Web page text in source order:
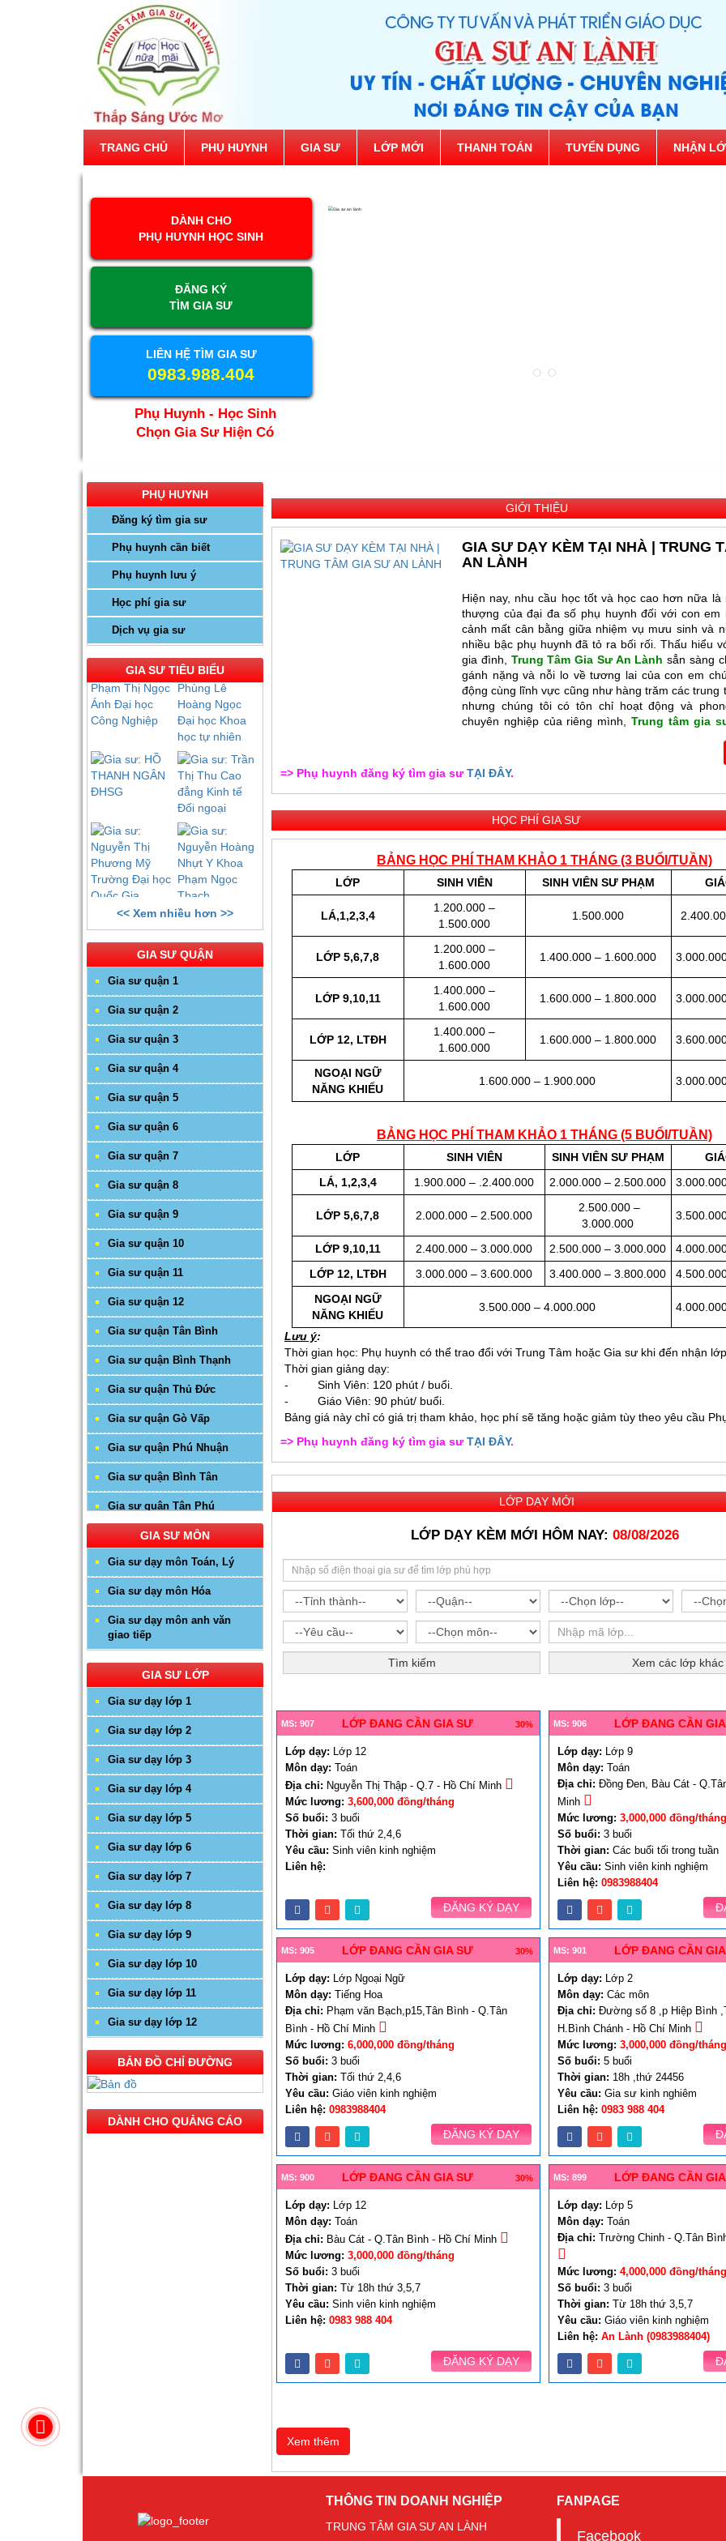
TRANG CHỦ PHỤ HUYNH GIA SƯ LỚP MỚI THANH TOÁN TUYỂN DỤNG NHẬN
DÀNH CHO
PHỤ HUYNH HỌC SINH
ĐĂNG KÝ
TÌM GIA SƯ
LIÊN HỆ TÌM GIA SƯ
0983.988.404
Phụ Huynh - Học Sinh
Chọn Gia Sư Hiện Có
PHỤ HUYNH
Đăng ký tìm gia sư
Phụ huynh cần biết
Phụ huynh lưu ý
Học phí gia sư
Dịch vụ gia sư
GIA SƯ TIÊU BIỂU
<< Xem nhiều hơn >>
GIA SƯ QUẬN
Gia sư quận 1
Gia sư quận 2
Gia sư quận 3
Gia sư quận 4
Gia sư quận 5
Gia sư quận 6
Gia sư quận 7
Gia sư quận 8
Gia sư quận 9
Gia sư quận 10
Gia sư quận 11
Gia sư quận 12
Gia sư quận Tân Bình
Gia sư quận Bình Thạnh
Gia sư quận Thủ Đức
Gia sư quận Gò Vấp
Gia sư quận Phú Nhuận
Gia sư quận Bình Tân
Gia sư quận Tân Phú
Gia sư huyện Hóc Môn
Gia sư huyện Cần Giờ
Gia sư huyên Bình Chánh
Gia sư huyện Nhà Bè
Gia sư huyện Củ Chi
GIA SƯ MÔN
Gia sư dạy môn Toán, Lý
Gia sư dạy môn Hóa
Gia sư dạy môn anh văn
giao tiếp
GIA SƯ LỚP
Gia sư dạy lớp 1
Gia sư dạy lớp 2
Gia sư dạy lớp 3
Gia sư dạy lớp 4
Gia sư dạy lớp 5
Gia sư dạy lớp 6
Gia sư dạy lớp 7
Gia sư dạy lớp 8
Gia sư dạy lớp 9
Gia sư dạy lớp 10
Gia sư dạy lớp 11
Gia sư dạy lớp 12
BẢN ĐỒ CHỈ ĐƯỜNG
DÀNH CHO QUẢNG CÁO
GIỚI THIỆU
GIA SƯ DẠY KÈM TẠI NHÀ | TRUNG
AN LÀNH
Hiện nay, nhu cầu học tốt và học cao hơn nữa là
thượng của đại đa số phụ huynh đối với con em
cảnh mất cân bằng giữa nhiệm vụ mưu sinh và
nhiều bậc phụ huynh đã tỏ ra bối rối. Thấu hiểu
gia đình,
Trung Tâm Gia Sư An Lành sẳn sàng
gánh nặng và nỗi lo về tương lai của con em
động cùng lĩnh vực cũng như hàng trăm các trung
nhưng chúng tôi có tôn chỉ hoạt động và
chuyên nghiệp của riêng mình,Trung tâm gia
=> Phụ huynh đăng ký tìm gia sưTẠI ĐÂY.
HỌC PHÍ GIA SƯ
BẢNG HỌC PHÍ THAM KHẢO 1 THÁNG (3 BUỔI/TUẦN)
LỚP SINH VIÊN SINH VIÊN SƯ PHẠM
LÁ,1,2,3,4
1.200.000 –
1.500.000
1.500.000
LỚP 5,6,7,8
1.200.000 –
1.600.000
1.400.000 – 1.600.000
LỚP 9,10,11
1.400.000 –
1.600.000
1.600.000 – 1.800.000
LỚP 12, LTĐH
1.400.000 –
1.600.000
1.600.000 – 1.800.000
NGOẠI NGỮ
NĂNG KHIẾU
1.600.000 – 1.900.000
BẢNG HỌC PHÍ THAM KHẢO 1 THÁNG (5 BUỔI/TUẦN)
LỚP SINH VIÊN SINH VIÊN SƯ PHẠM
LÁ, 1,2,3,4
1.900.000 – .2.400.000 2.000.000 – 2.500.000
LỚP 5,6,7,8 2.000.000 – 2.500.000
2 .500.000 –
3.000.000
LỚP 9,10,11 2 .400.000 – 3.000.000 2.500.000 – 3.000.000
LỚP 12, LTĐH
3.000.000 – 3.600.000 3.400.000 – 3.800.000
NGOẠI NGỮ
NĂNG KHIẾU
3.500.000 – 4.000.000
Lưu ý:
Thời gian học: Phụ huynh có thể trao đổi với Trung Tâm hoặc Gia sư khi đến nhận lớp.
Thời gian giảng dạy:
- Sinh Viên: 120 phút / buổi.
- Giáo Viên: 90 phút/ buổi.
Bảng giá này chỉ có giá trị tham khảo, học phí sẽ tăng hoặc giảm tùy theo yêu cầu
=> Phụ huynh đăng ký tìm gia sưTẠI ĐÂY.
LỚP DẠY MỚI
LỚP DẠY KÈM MỚI HÔM NAY: 08/08/2026
Tìm kiếm Xem các lớp khác
MS: 907 LỚP ĐANG CẦN GIA SƯ 30%
Lớp dạy: Lớp 12
Môn dạy: Toán
Địa chỉ: Nguyễn Thị Thập - Q.7 - Hồ Chí Minh
Mức lương: 3,600,000 đồng/tháng
Số buổi: 3 buổi
Thời gian: Tối thứ 2,4,6
Yêu cầu: Sinh viên kinh nghiệm
Liên hệ:
ĐĂNG KÝ DẠY
MS: 906 LỚP ĐANG CẦN
Lớp dạy: Lớp 9
Môn dạy: Toán
Địa chỉ: Đồng Đen, Bàu Cát -
Minh
Mức lương: 3,000,000 đồng/tháng
Số buổi: 3 buổi
Thời gian: Các buổi tối trong tuần
Yêu cầu: Sinh viên kinh nghiệm
Liên hệ: 0983988404
MS: 905 LỚP ĐANG CẦN GIA SƯ 30%
Lớp dạy: Lớp Ngoại Ngữ
Môn dạy: Tiếng Hoa
Địa chỉ: Phạm văn Bạch,p15,Tân Bình - Q.Tân
Bình - Hồ Chí Minh
Mức lương: 6,000,000 đồng/tháng
Số buổi: 3 buổi
Thời gian: Tối thứ 2,4,6
Yêu cầu: Giáo viên kinh nghiệm
Liên hệ: 0983988404
ĐĂNG KÝ DẠY
MS: 901 LỚP ĐANG CẦN
Lớp dạy: Lớp 2
Môn dạy: Các môn
Địa chỉ: Đường số 8 ,p Hiệp Bình
H.Bình Chánh - Hồ Chí Minh
Mức lương: 3,000,000 đồng/tháng
Số buổi: 5 buổi
Thời gian: 18h ,thứ 24456
Yêu cầu: Gia sư kinh nghiêm
Liên hệ: 0983 988 404
MS: 900 LỚP ĐANG CẦN GIA SƯ 30%
Lớp dạy: Lớp 12
Môn dạy: Toán
Địa chỉ: Bàu Cát - Q.Tân Bình - Hồ Chí Minh
Mức lương: 3,000,000 đồng/tháng
Số buổi: 3 buổi
Thời gian: Từ 18h thứ 3,5,7
Yêu cầu: Sinh viên kinh nghiệm
Liên hệ: 0983 988 404
ĐĂNG KÝ DẠY
MS: 899 LỚP ĐANG CẦN
Lớp dạy: Lớp 5
Môn dạy: Toán
Địa chỉ: Trường Chinh - Q.Tân
Mức lương: 4,000,000 đồng/tháng
Số buổi: 3 buổi
Thời gian: Từ 18h thứ 3,5,7
Yêu cầu: Giáo viên kinh nghiệm
Liên hệ: An Lành (0983988404)
Xem thêm
THÔNG TIN DOANH NGHIỆP
TRUNG TÂM GIA SƯ AN LÀNH
FANPAGE
Facebook